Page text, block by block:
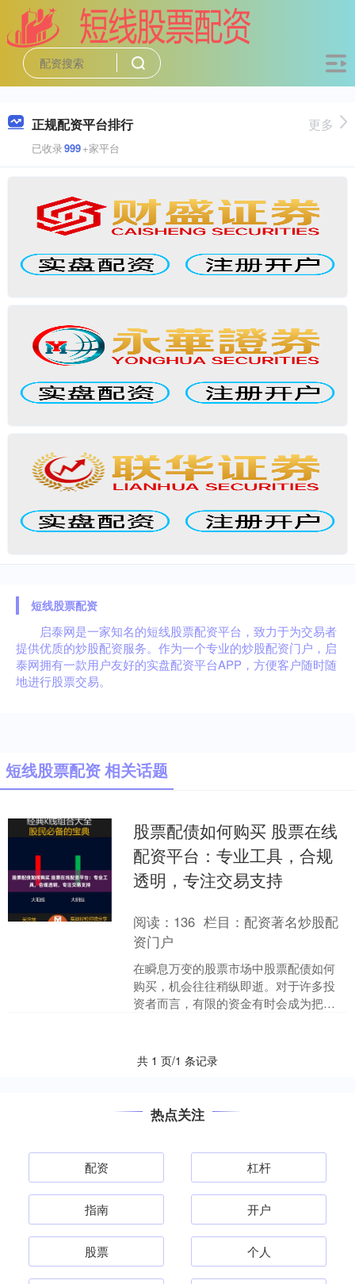
正规配资平台排行
已收录999+家平台
更多
短线股票配资
启泰网是一家知名的短线股票配资平台，致力于为交易者
提供优质的炒股配资服务。作为一个专业的炒股配资门户，启
泰网拥有一款用户友好的实盘配资平台APP，方便客户随时随
地进行股票交易。
短线股票配资 相关话题
股票配债如何购买 股票在线
配资平台：专业工具，合规
透明，专注交易支持
阅读： 136 栏目：配资著名炒股配
资门户
在瞬息万变的股票市场中股票配债如何
购买，机会往往稍纵即逝。对于许多投
资者而言，有限的资金有时会成为把握
共 1 页/1 条记录
热点关注
配资 杠杆
指南 开户
股票 个人